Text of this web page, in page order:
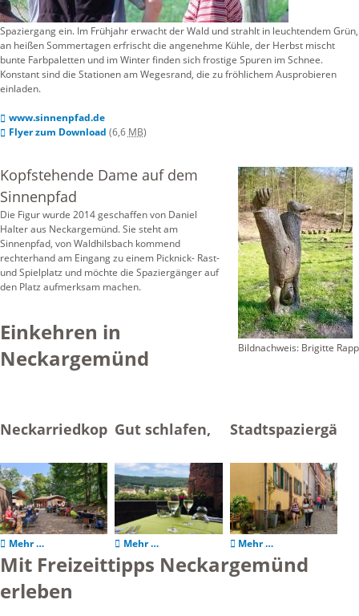
Spaziergang ein. Im Frühjahr erwacht der Wald und strahlt in leuchtendem Grün,
an heißen Sommertagen erfrischt die angenehme Kühle, der Herbst mischt
bunte Farbpaletten und im Winter finden sich frostige Spuren im Schnee.
Konstant sind die Stationen am Wegesrand, die zu fröhlichem Ausprobieren
einladen.
www.sinnenpfad.de
Flyer zum Download (6,6 MB)
Bildnachweis: Brigitte Rapp
Kopfstehende Dame auf dem
Sinnenpfad
Die Figur wurde 2014 geschaffen von Daniel
Halter aus Neckargemünd. Sie steht am
Sinnenpfad, von Waldhilsbach kommend
rechterhand am Eingang zu einem Picknick- Rast-
und Spielplatz und möchte die Spaziergänger auf
den Platz aufmerksam machen.
Einkehren in
Neckargemünd
Neckarriedkopfhütte
Mehr …
Gut schlafen,
Mehr … Mehr …
Mit Freizeittipps Neckargemünd
erleben